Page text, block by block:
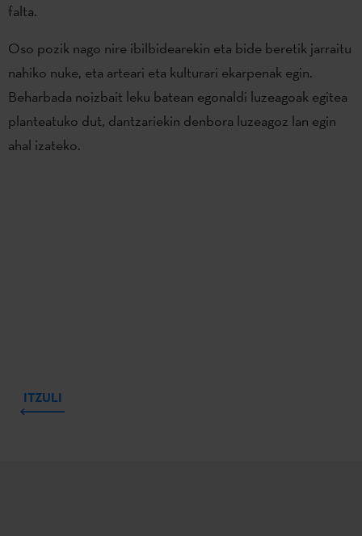
falta.
Oso pozik nago nire ibilbidearekin eta bide beretik jarraitu
nahiko nuke, eta arteari eta kulturari ekarpenak egin.
Beharbada noizbait leku batean egonaldi luzeagoak egitea
planteatuko dut, dantzariekin denbora luzeagoz lan egin
ahal izateko.
ITZULI